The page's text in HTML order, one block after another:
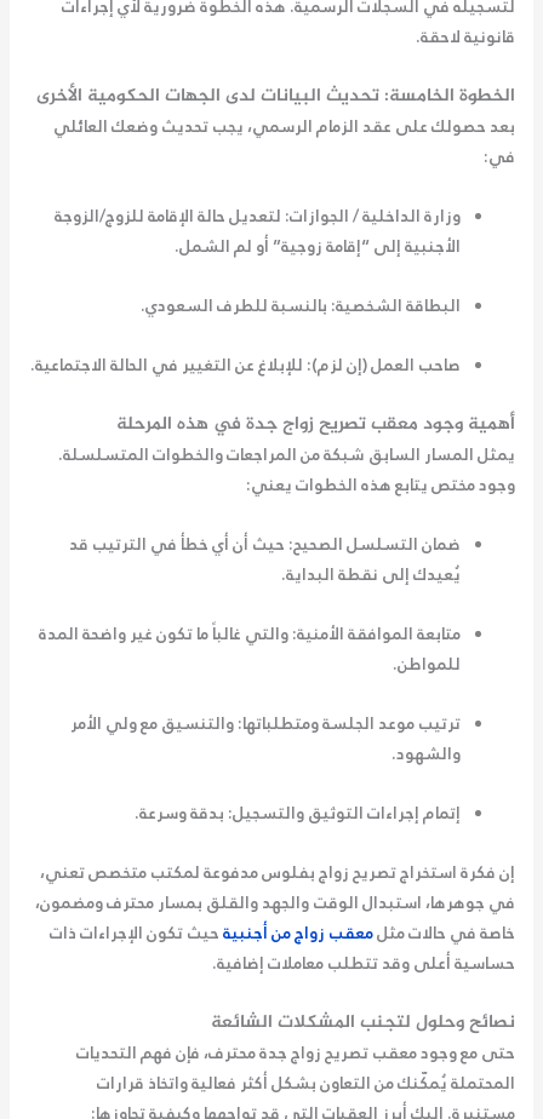
لتسجيله في السجلات الرسمية. هذه الخطوة ضرورية لأي إجراءات
قانونية لاحقة.
الخطوة الخامسة: تحديث البيانات لدى الجهات الحكومية الأخرى
بعد حصولك على عقد الزمام الرسمي، يجب تحديث وضعك العائلي
في:
وزارة الداخلية / الجوازات: لتعديل حالة الإقامة للزوج/الزوجة
الأجنبية إلى “إقامة زوجية” أو لم الشمل.
البطاقة الشخصية: بالنسبة للطرف السعودي.
صاحب العمل (إن لزم): للإبلاغ عن التغيير في الحالة الاجتماعية.
أهمية وجود معقب تصريح زواج جدة في هذه المرحلة
يمثل المسار السابق شبكة من المراجعات والخطوات المتسلسلة.
وجود مختص يتابع هذه الخطوات يعني:
ضمان التسلسل الصحيح: حيث أن أي خطأ في الترتيب قد
يُعيدك إلى نقطة البداية.
متابعة الموافقة الأمنية:والتي غالباً ما تكون غير واضحة المدة
للمواطن.
ترتيب موعد الجلسة ومتطلباتها:والتنسيق مع ولي الأمر
والشهود.
إتمام إجراءات التوثيق والتسجيل: بدقة وسرعة.
إن فكرةاستخراج تصريح زواج بفلوسمدفوعة لمكتب متخصص تعني،
في جوهرها، استبدال الوقت والجهد والقلق بمسار محترف ومضمون،
خاصة في حالات مثلمعقب زواج من أجنبيةحيث تكون الإجراءات ذات
حساسية أعلى وقد تتطلب معاملات إضافية.
نصائح وحلول لتجنب المشكلات الشائعة
حتى مع وجودمعقب تصريح زواج جدةمحترف، فإن فهم التحديات
المحتملة يُمكّنك من التعاون بشكل أكثر فعالية واتخاذ قرارات